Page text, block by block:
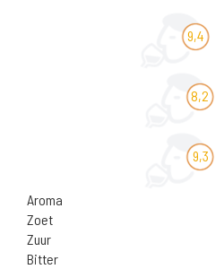
9,4
8,2
9,3
Aroma
Zoet
Zuur
Bitter